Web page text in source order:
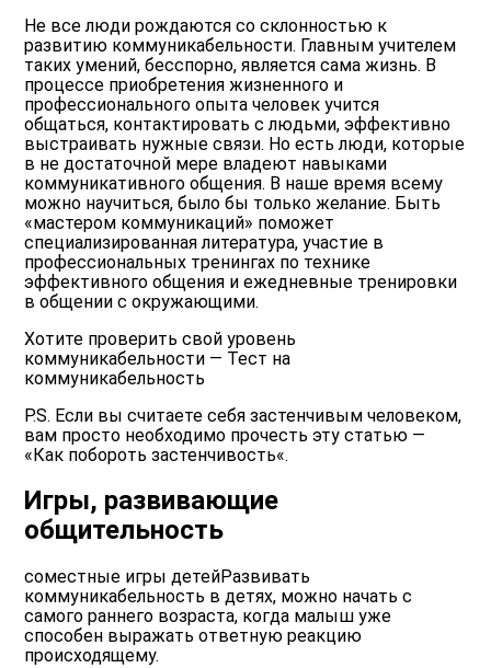
Не все люди рождаются со склонностью к
развитию коммуникабельности. Главным учителем
таких умений, бесспорно, является сама жизнь. В
процессе приобретения жизненного и
профессионального опыта человек учится
общаться, контактировать с людьми, эффективно
выстраивать нужные связи. Но есть люди, которые
в не достаточной мере владеют навыками
коммуникативного общения. В наше время всему
можно научиться, было бы только желание. Быть
«мастером коммуникаций» поможет
специализированная литература, участие в
профессиональных тренингах по технике
эффективного общения и ежедневные тренировки
в общении с окружающими.
Хотите проверить свойуровень
коммуникабельности — Тест на
коммуникабельность
P.S. Если вы считаете себязастенчивым человеком,
вам просто необходимо прочесть эту статью —
«Как побороть застенчивость«.
Игры, развивающие
общительность
соместные игры детейРазвивать
коммуникабельность в детях, можно начать с
самого раннего возраста, когда малыш уже
способен выражать ответную реакцию
происходящему.